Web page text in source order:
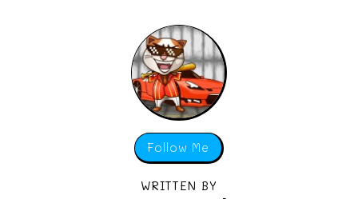
Follow Me
WRITTEN BY